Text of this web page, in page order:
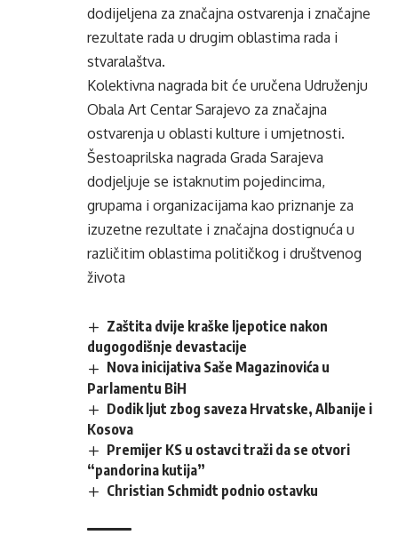
dodijeljena za značajna ostvarenja i značajne
rezultate rada u drugim oblastima rada i
stvaralaštva.
Kolektivna nagrada bit će uručena Udruženju
Obala Art Centar Sarajevo za značajna
ostvarenja u oblasti kulture i umjetnosti.
Šestoaprilska nagrada Grada Sarajeva
dodjeljuje se istaknutim pojedincima,
grupama i organizacijama kao priznanje za
izuzetne rezultate i značajna dostignuća u
različitim oblastima političkog i društvenog
života
Zaštita dvije kraške ljepotice nakon
dugogodišnje devastacije
Nova inicijativa Saše Magazinovića u
Parlamentu BiH
Dodik ljut zbog saveza Hrvatske, Albanije i
Kosova
Premijer KS u ostavci traži da se otvori
“pandorina kutija”
Christian Schmidt podnio ostavku